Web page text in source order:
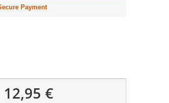
Payment
12,95 €